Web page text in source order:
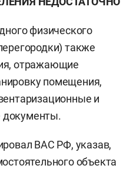
физического
также
отражающие
помещения,
и
документы.
ВАС РФ, указав,
объекта